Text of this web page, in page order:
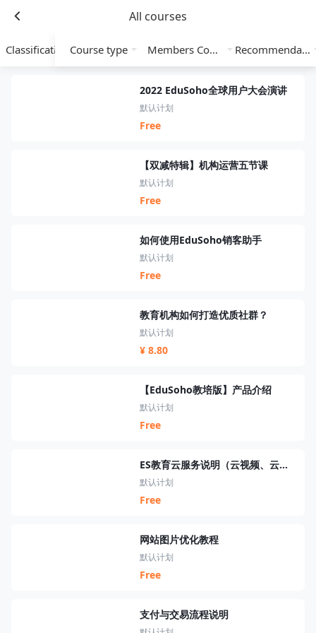
All courses
Classification Course type Members Course Recommendation
2022 EduSoho全球用户大会演讲
默认计划
Free
【双减特辑】机构运营五节课
默认计划
Free
如何使用EduSoho销客助手
默认计划
Free
教育机构如何打造优质社群？
默认计划
¥ 8.80
【EduSoho教培版】产品介绍
默认计划
Free
ES教育云服务说明（云视频、云短信、云资源、云搜索、云直播）
默认计划
Free
网站图片优化教程
默认计划
Free
支付与交易流程说明